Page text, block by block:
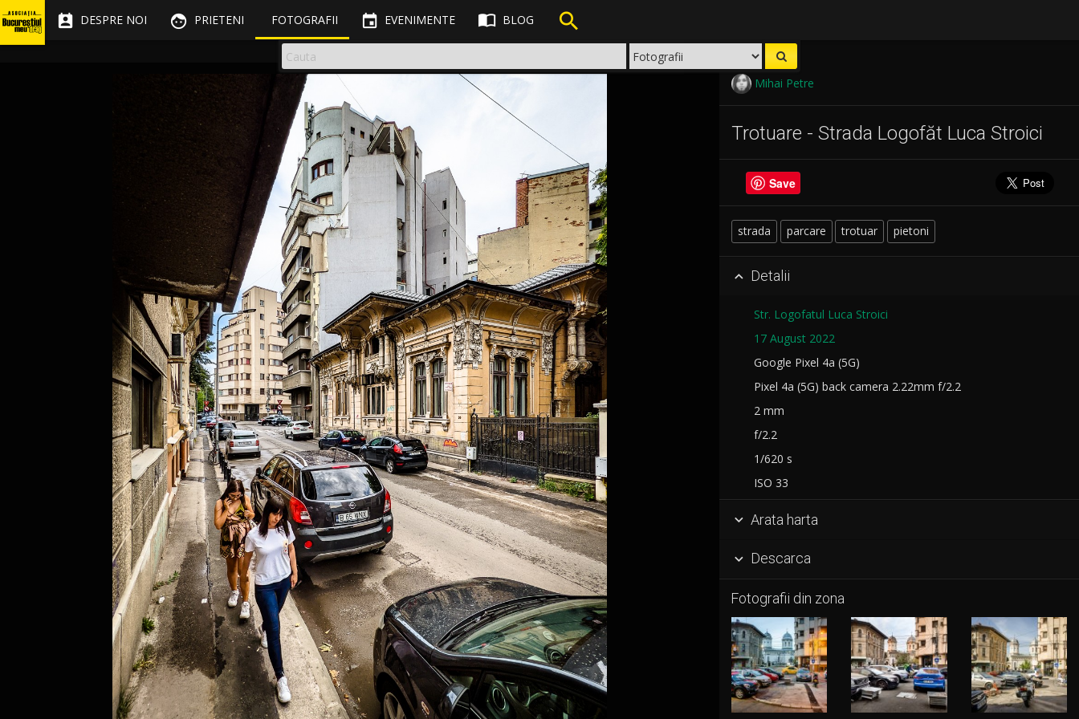
 DESPRE NOI  PRIETENI FOTOGRAFII  EVENIMENTE  BLOG 
Mihai Petre
Trotuare - Strada Logofăt Luca Stroici
Save
strada parcare trotuar pietoni
 Detalii
Str. Logofatul Luca Stroici
17 August 2022
Google Pixel 4a (5G)
Pixel 4a (5G) back camera 2.22mm f/2.2
2 mm
f/2.2
1/620 s
ISO 33
 Arata harta
 Descarca
Fotografii din zona